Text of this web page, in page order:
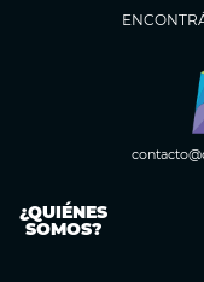
¿QUIÉNES
SOMOS?